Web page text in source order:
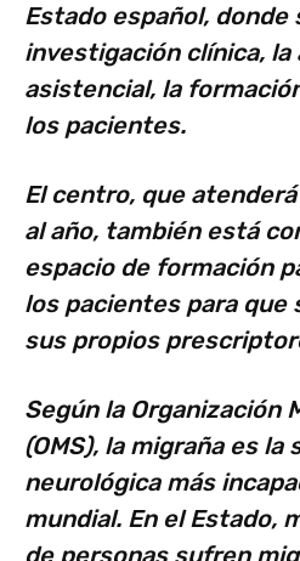
Estado español, donde
investigación clínica, la
asistencial, la
los pacientes.
El centro, que
al año, también está
espacio de formación
los pacientes para que
sus propios
Según la Organización
(OMS), la migraña es
neurológica más
mundial. En el Estado,